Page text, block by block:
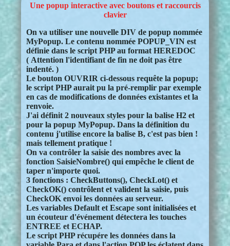
Une popup interactive avec boutons et raccourcis
clavier
On va utiliser une nouvelle DIV de popup nommée
MyPopup. Le contenu nommée POPUP_VIN est
définie dans le script PHP au format HEREDOC
( Attention l'identifiant de fin ne doit pas être
indenté. )
Le bouton OUVRIR ci-dessous requête la popup;
le script PHP aurait pu la pré-remplir par exemple
en cas de modifications de données existantes et la
renvoie.
J'ai définit 2 nouveaux styles pour la balise H2 et
pour la popup MyPopup. Dans la définition du
contenu j'utilise encore la balise B, c'est pas bien !
mais tellement pratique !
On va contrôler la saisie des nombres avec la
fonction SaisieNombre() qui empêche le client de
taper n'importe quoi.
3 fonctions : CheckButtons(), CheckLot() et
CheckOK() contrôlent et valident la saisie, puis
CheckOK envoi les données au serveur.
Les variables Default et Escape sont initialisées et
un écouteur d'événement détectera les touches
ENTREE et ECHAP.
Le script PHP récupére les données dans la